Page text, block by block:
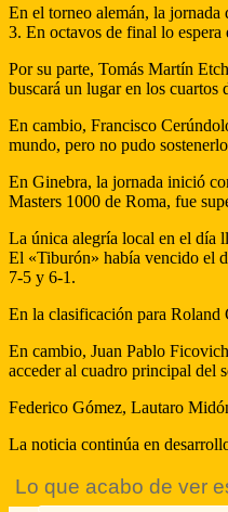
En el torneo alemán, la
3. En octavos de final lo
Por su parte, Tomás Martín
buscará un lugar en los
En cambio, Francisco
mundo, pero no pudo
En Ginebra, la jornada inició
Masters 1000 de Roma, fue
La única alegría local en el día
El «Tiburón» había vencido el
7-5 y 6-1.
En la clasificación para Roland
En cambio, Juan Pablo
acceder al cuadro principal del
Federico Gómez, Lautaro
La noticia continúa en
Lo que acabo de ver